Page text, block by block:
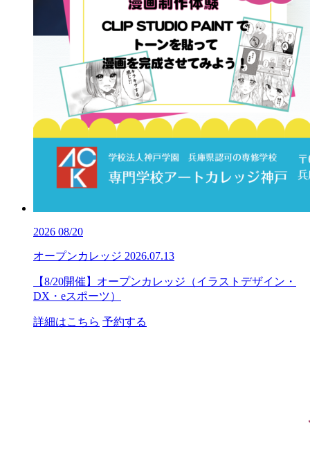
2026 08/20
オープンカレッジ 2026.07.13
【8/20開催】オープンカレッジ（イラストデザイン・
DX・eスポーツ）
詳細はこちら 予約する